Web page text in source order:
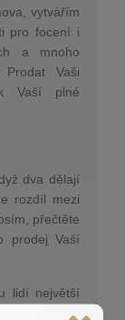
vytvářím
pro focení i
a mnoho
Vaši
Vaší plné
dva dělají
rozdíl mezi
přečtěte
prodej Vaší
největší
životní